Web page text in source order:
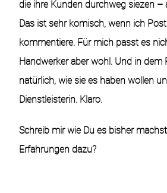
die ihre Kunden durchweg siezen –
Das ist sehr komisch, wenn ich
kommentiere. Für mich passt es
Handwerker aber wohl. Und in dem
natürlich, wie sie es haben wollen
Dienstleisterin. Klaro.
Schreib mir wie Du es bisher
Erfahrungen dazu?